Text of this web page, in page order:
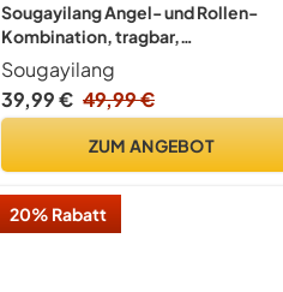
Sougayilang Angel- und Rollen-
Kombination, tragbar,
Teleskopangel, Stationärrolle, für
Reisen/Salzwasser/Süßwasser-
Angeln, 2.1M/6.89FT Rod+XY3000
Sougayilang
39,99 € 49,99 €
ZUM ANGEBOT
20% Rabatt